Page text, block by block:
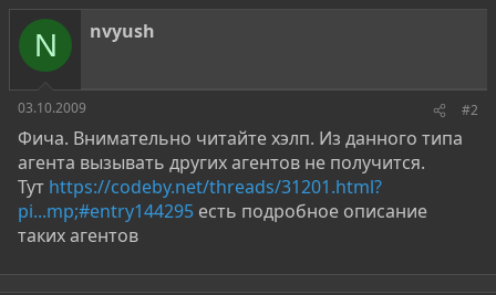
N nvyush
03.10.2009 #2
Фича. Внимательно читайте хэлп. Из данного типа
агента вызывать других агентов не получится.
Тут https://codeby.net/threads/31201.html?
pi...mp;#entry144295 есть подробное описание
таких агентов